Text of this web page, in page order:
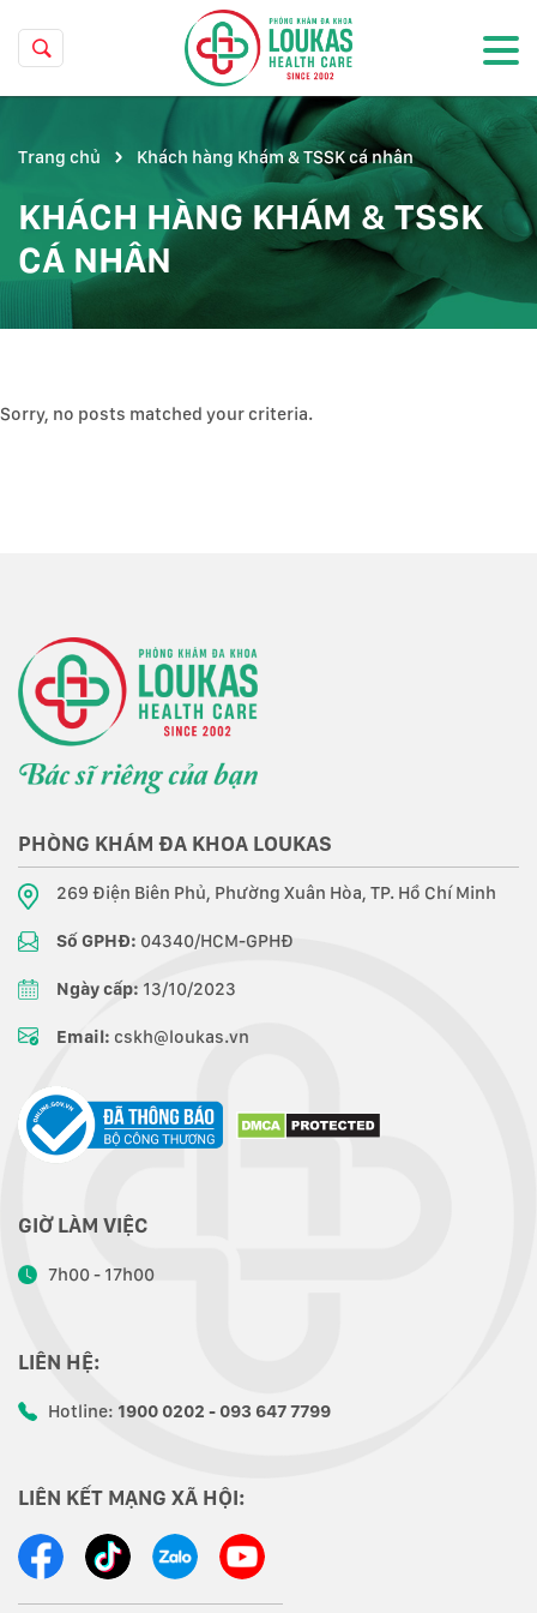
Trang chủ Khách hàng Khám & TSSK cá nhân
KHÁCH HÀNG KHÁM & TSSK
CÁ NHÂN
Sorry, no posts matched your criteria.
PHÒNG KHÁM ĐA KHOA LOUKAS
269 Điện Biên Phủ, Phường Xuân Hòa, TP. Hồ Chí Minh
Số GPHĐ: 04340/HCM-GPHĐ
Ngày cấp: 13/10/2023
Email: cskh@loukas.vn
GIỜ LÀM VIỆC
7h00 - 17h00
LIÊN HỆ:
Hotline: 1900 0202 - 093 647 7799
LIÊN KẾT MẠNG XÃ HỘI: